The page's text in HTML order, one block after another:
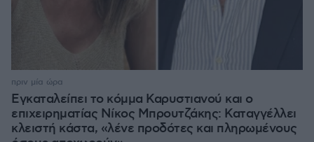
Εγκαταλείπει το κόμμα Καρυστιανού και ο
επιχειρηματίας Νίκος Μπρουτζάκης: Καταγγέλλει
κλειστή κάστα, «λένε προδότες και πληρωμένους
πριν μία ώρα